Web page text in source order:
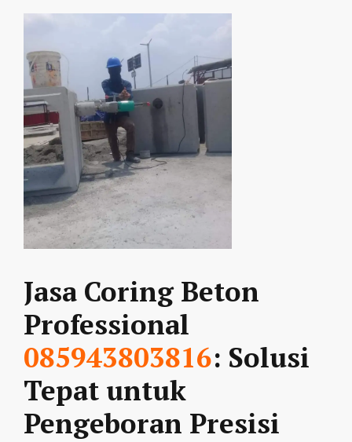
Jasa Coring Beton
Professional
085943803816: Solusi
Tepat untuk
Pengeboran Presisi